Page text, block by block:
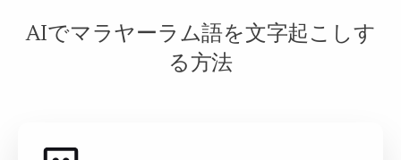
AIでマラヤーラム語を文字起こしす
る方法